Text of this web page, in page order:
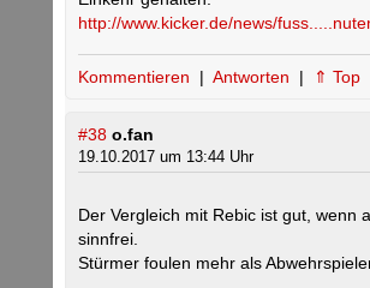
http://www.kicker.de/news/
Kommentieren | Antworten | ⇑ Top
#38 o.fan
19.10.2017 um 13:44 Uhr
Der Vergleich mit Rebic ist gut, wenn
sinnfrei.
Stürmer foulen mehr als